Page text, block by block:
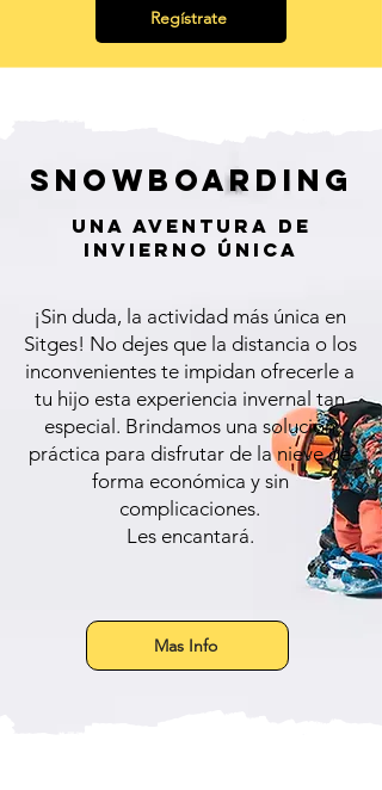
Regístrate
Snowboarding
Una Aventura de
invierno única
¡Sin duda, la actividad más única en
Sitges! No dejes que la distancia o los
inconvenientes te impidan ofrecerle a
tu hijo esta experiencia invernal tan
especial. Brindamos una solución
práctica para disfrutar de la nieve de
forma económica y sin
complicaciones.
Les encantará.
Mas Info